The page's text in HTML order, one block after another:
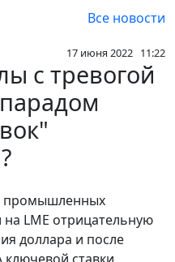
Все новости
17 июня 2022 11:22
с тревогой
промышленных
LME отрицательную
доллара и после